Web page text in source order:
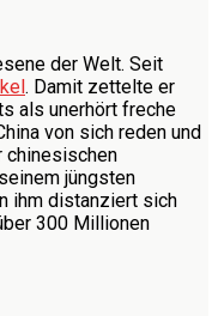
der Welt. Seit
. Damit zettelte er
als unerhört freche
von sich reden und
chinesischen
jüngsten
ihm distanziert sich
300 Millionen